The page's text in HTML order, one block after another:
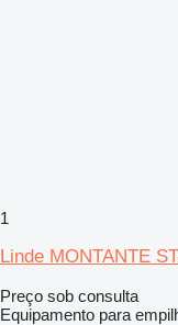
1
Linde MONTANTE
Preço sob consulta
Equipamento para